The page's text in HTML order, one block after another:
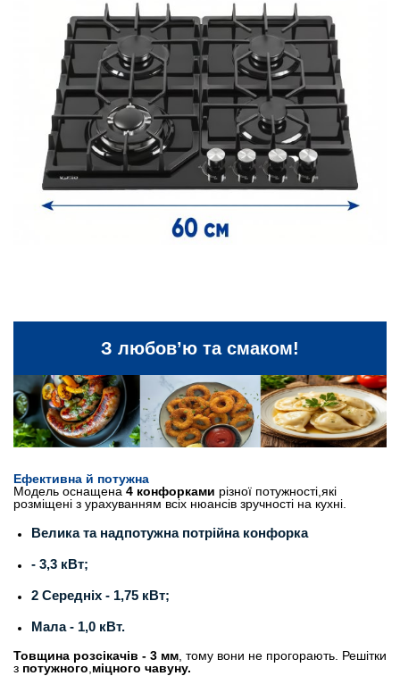
З любов’ю та смаком!
Ефективна й потужна
Модель оснащена 4 конфорками різної потужності,які
розміщені з урахуванням всіх нюансів зручності на кухні.
Велика та надпотужна потрійна конфорка
- 3,3 кВт;
2 Середніх - 1,75 кВт;
Мала - 1,0 кВт.
Товщина розсікачів - 3 мм , тому вони не прогорають. Решітки
з потужного міцного чавуну.